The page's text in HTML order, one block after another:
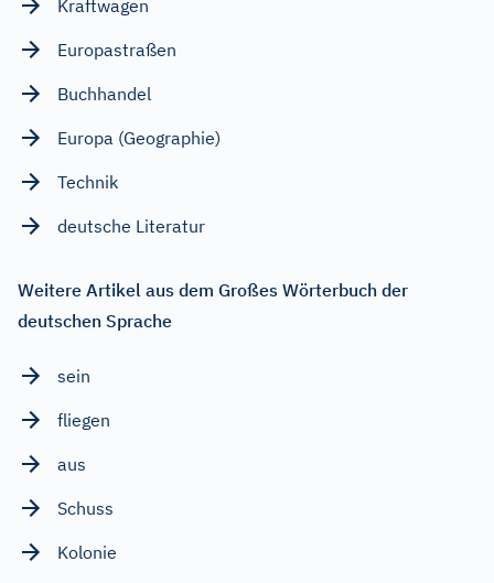
Kraftwagen
Europastraßen
Buchhandel
Europa (Geographie)
Technik
deutsche Literatur
Weitere Artikel aus dem Großes Wörterbuch der
deutschen Sprache
sein
fliegen
aus
Schuss
Kolonie